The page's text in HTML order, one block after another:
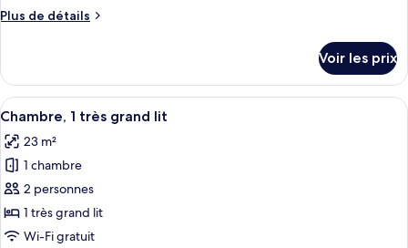
chambre :
accès
au
salon
club
Plus de détails
Plus
le
type
de
Chambre
Exécutive,
au
salon
club
Voir les prix
Afficher
toutes
les
photos
pour
ce
type
Une chambre d’hôtel avec un
5
Chambre, 1 très grand lit
23 m²
1 chambre
2 personnes
1 très grand lit
Wi-Fi gratuit